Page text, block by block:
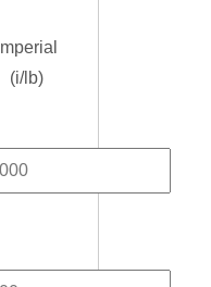
Imperial
(i/lb)